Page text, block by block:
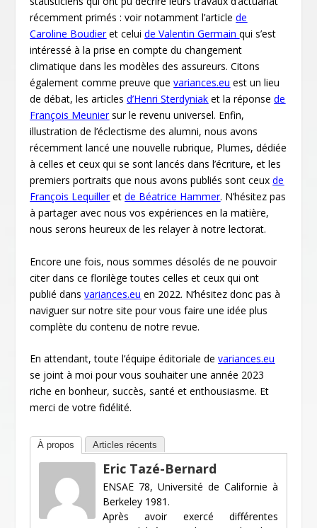
récemment primés : voir notamment l’articlede
Caroline Boudieret celuide Valentin Germainqui s’est
intéressé à la prise en compte du changement
climatique dans les modèles des assureurs. Citons
également comme preuve quevariances.eu est un lieu
de débat, les articlesd’Henri Sterdyniak et la réponsede
François Meuniersur le revenu universel. Enfin,
illustration de l’éclectisme des alumni, nous avons
récemment lancé une nouvelle rubrique, Plumes, dédiée
à celles et ceux qui se sont lancés dans l’écriture, et les
premiers portraits que nous avons publiés sont ceuxde
François Lequilleretde Béatrice Hammer. N’hésitez pas
à partager avec nous vos expériences en la matière,
nous serons heureux de les relayer à notre lectorat.
Encore une fois, nous sommes désolés de ne pouvoir
citer dans ce florilège toutes celles et ceux qui ont
publié dansvariances.eu en 2022. N’hésitez donc pas à
naviguer sur notre site pour vous faire une idée plus
complète du contenu de notre revue.
En attendant, toute l’équipe éditoriale devariances.eu
se joint à moi pour vous souhaiter une année 2023
riche en bonheur, succès, santé et enthousiasme. Et
merci de votre fidélité.
À propos Articles récents
Eric Tazé-Bernard
ENSAE 78, Université de Californie à
Berkeley 1981.
Après avoir exercé différentes